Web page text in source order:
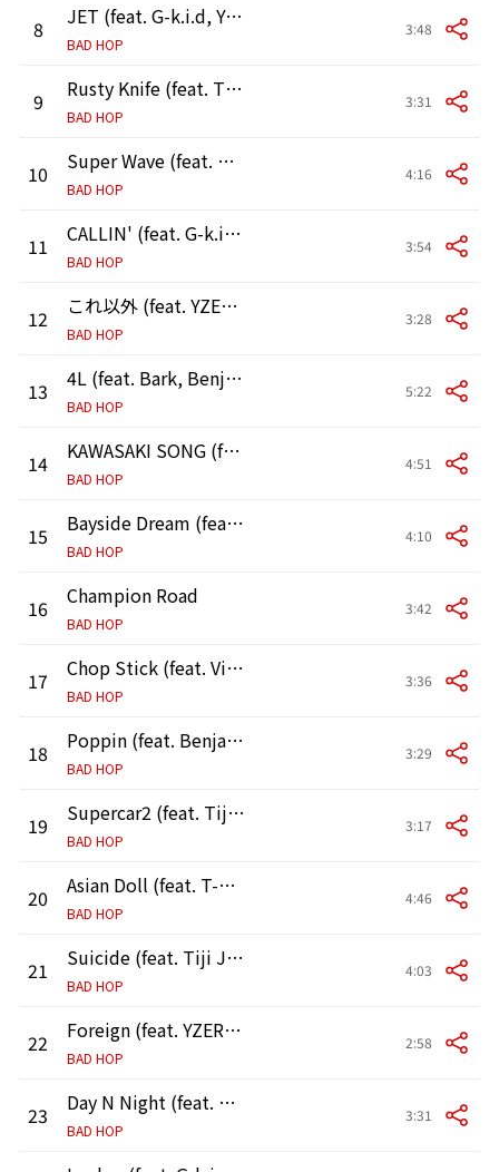
8 JET (feat. G-k.i.d, Yellow Pato & Tiji Jojo)
BAD HOP
3:48
9 Rusty Knife (feat. Tiji Jojo, T-Pablow, KEIJU & IO)
BAD HOP
3:31
10 Super Wave (feat. Tiji Jojo, G-k.i.d & Yellow Pato)
BAD HOP
4:16
11 CALLIN' (feat. G-k.i.d, Bark & Benjazzy)
BAD HOP
3:54
12 これ以外 (feat. YZERR & Tiji Jojo)
BAD HOP
3:28
13 4L (feat. Bark, Benjazzy, C.O.S.A. & IO)
BAD HOP
5:22
14 KAWASAKI SONG (feat. DJ TY-KOH, Bark, T-Pablow, Benjazzy, JJJ, BIM & A-Thug)
BAD HOP
4:51
15 Bayside Dream (feat. T-Pablow, Tiji Jojo & Benjazzy)
BAD HOP
4:10
16 Champion Road
BAD HOP
3:42
17 Chop Stick (feat. Vingo, Benjazzy, SANTAWORLDVIEW & ゆるふわギャング) [Remix]
BAD HOP
3:36
18 Poppin (feat. Benjazzy, YZERR & Bark)
BAD HOP
3:29
19 Supercar2 (feat. Tiji Jojo & Yellow Pato)
BAD HOP
3:17
20 Asian Doll (feat. T-Pablow, Vingo & Yellow Pato)
BAD HOP
4:46
21 Suicide (feat. Tiji Jojo, Hideyoshi & Jin Dogg) [Remix]
BAD HOP
4:03
22 Foreign (feat. YZERR & Tiji Jojo)
BAD HOP
2:58
23 Day N Night (feat. G-k.i.d, guca owl & KEIJU)
BAD HOP
3:31